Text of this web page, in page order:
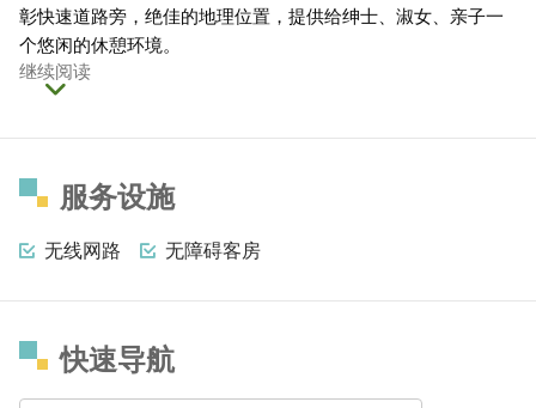
彰快速道路旁，绝佳的地理位置，提供给绅士、淑女、亲子一
个悠闲的休憩环境。
继续阅读
服务设施
无线网路 无障碍客房
快速导航